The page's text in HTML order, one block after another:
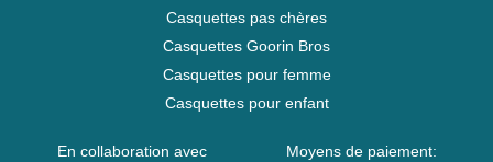
Casquettes pas chères
Casquettes Goorin Bros
Casquettes pour femme
Casquettes pour enfant
En collaboration avec
Moyens de paiement: